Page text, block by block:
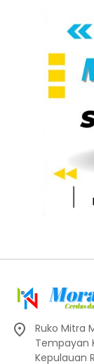
Ruko Mitra
Tempayan
Kepulauan